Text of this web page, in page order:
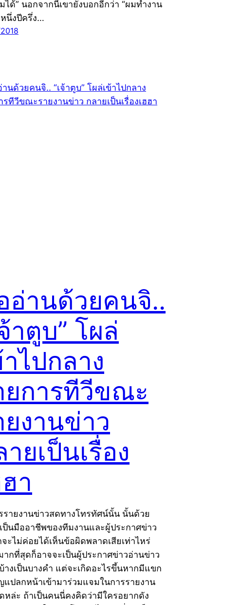
ได้” นอกจากนี้เขายังบอกอีกว่า “ผมทำงาน
นึ่งปีครึ่ง…
อ่านด้วยคนจิ..
าตูบ” โผล่
าไปกลาง
ยการทีวีขณะ
ยงานข่าว
ายเป็นเรื่อง
า
รายงานข่าวสดทางโทรทัศน์นั้น นั้นด้วย
ป็นมืออาชีพของทีมงานและผู้ประกาศข่าว
จะไม่ค่อยได้เห็นข้อผิดพลาดเสียเท่าไหร่
ากที่สุดก็อาจจะเป็นผู้ประกาศข่าวอ่านข่าว
างเป็นบางคำ แต่จะเกิดอะไรขึ้นหากมีแขก
แปลกหน้าเข้ามาร่วมแจมในการรายงาน
หล่ะ ถ้าเป็นคนนี่คงคิดว่ามีใครอยากดัง